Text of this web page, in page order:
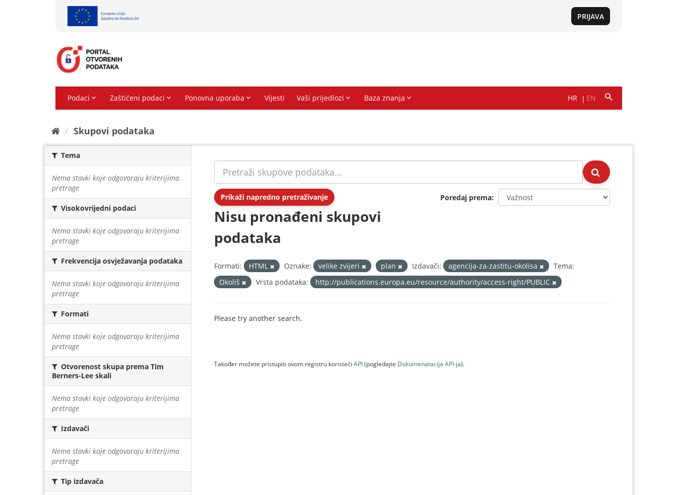
Skupovi podаtаkа
Tema
Nema stavki koje odgovaraju kriterijima
pretrage
Visokovrijedni podaci
Nema stavki koje odgovaraju kriterijima
pretrage
Frekvencija osvježavanja podataka
Nema stavki koje odgovaraju kriterijima
pretrage
Formati
Nema stavki koje odgovaraju kriterijima
pretrage
Otvorenost skupa prema Tim
Berners-Lee skali
Nema stavki koje odgovaraju kriterijima
pretrage
Izdavači
Nema stavki koje odgovaraju kriterijima
pretrage
Tip izdavača
Prikaži napredno pretraživanje Poredaj prema
Nisu pronađeni skupovi
podataka
Formati: HTML Oznake: velike zvijeri plan Izdavači: agencija-za-zastitu-okolisa
Tema:
Okoliš
Vrsta podataka: http://publications.europa.eu/resource/authority/access-right/PUBLIC
Please try another search.
Također možete pristupiti ovom registru koristeći API(pogledajte Dokumenаtаcijа API-jа).